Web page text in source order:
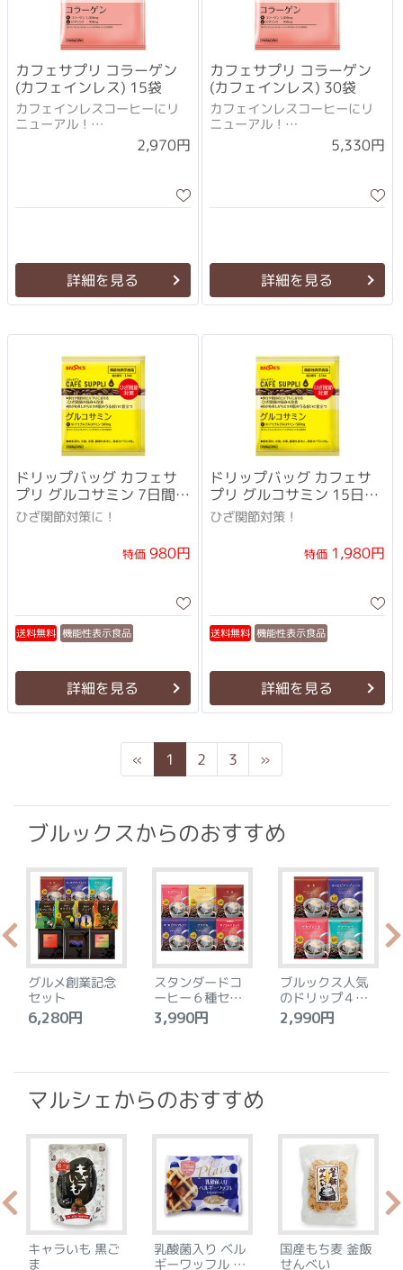
カフェサプリ コラーゲン
(カフェインレス) 15袋
カフェインレスコーヒーにリ
ニューアル！
10gになってよりおいしくなり
2,970円
詳細を見る
カフェサプリ コラーゲン
(カフェインレス) 30袋
カフェインレスコーヒーにリ
ニューアル！
10gになってよりおいしくなり
5,330円
詳細を見る
ドリップバッグ カフェサ
プリ グルコサミン 7日間ト
ライアルセット
ひざ関節対策に！
特価980円
送料無料 機能性表示食品
詳細を見る
ドリップバッグ カフェサ
プリ グルコサミン 15日間
セット
ひざ関節対策！
特価1,980円
送料無料 機能性表示食品
詳細を見る
« Previous
1 2 3 »Next
ブルックスからのおすすめ
グルメ創業記念
セット
6,280円
スタンダードコ
ーヒー６種セッ
ト
3,990円
ブルックス人気
のドリップ４種
セット
2,990円
マルシェからのおすすめ
キャラいも 黒ご
ま
乳酸菌入り ベル
ギーワッフル プ
国産もち麦 釜飯
せんべい